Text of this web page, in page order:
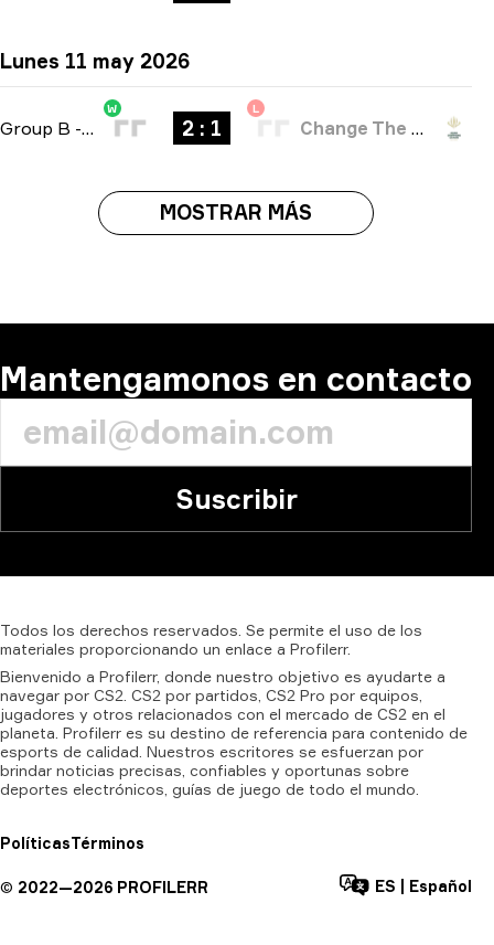
Lunes 11 may 2026
Group B - bo3
W
2 : 1
L
Change The Game
MOSTRAR MÁS
Mantengamonos en contacto
Suscribir
Todos los derechos reservados. Se permite el uso de los
materiales proporcionando un enlace a Profilerr.
Bienvenido a Profilerr, donde nuestro objetivo es ayudarte a
navegar por CS2. CS2 por partidos, CS2 Pro por equipos,
jugadores y otros relacionados con el mercado de CS2 en el
planeta. Profilerr es su destino de referencia para contenido de
esports de calidad. Nuestros escritores se esfuerzan por
brindar noticias precisas, confiables y oportunas sobre
deportes electrónicos, guías de juego de todo el mundo.
PolíticasTérminos
© 2022—2026 PROFILERR ES Español